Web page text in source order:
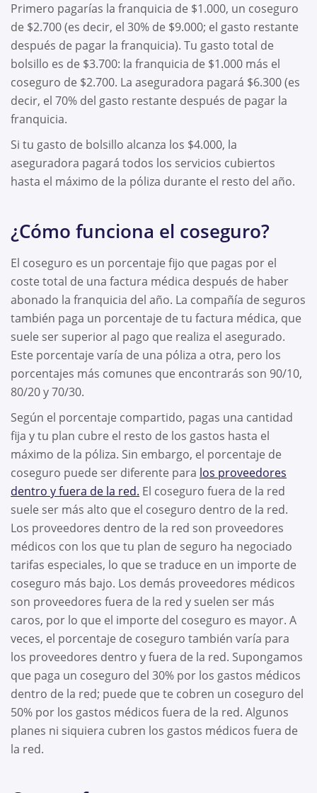
Primero pagarías la franquicia de $1.000, un coseguro
de $2.700 (es decir, el 30% de $9.000; el gasto restante
después de pagar la franquicia). Tu gasto total de
bolsillo es de $3.700: la franquicia de $1.000 más el
coseguro de $2.700. La aseguradora pagará $6.300 (es
decir, el 70% del gasto restante después de pagar la
franquicia.
Si tu gasto de bolsillo alcanza los $4.000, la
aseguradora pagará todos los servicios cubiertos
hasta el máximo de la póliza durante el resto del año.
¿Cómo funciona el coseguro?
El coseguro es un porcentaje fijo que pagas por el
coste total de una factura médica después de haber
abonado la franquicia del año. La compañía de seguros
también paga un porcentaje de tu factura médica, que
suele ser superior al pago que realiza el asegurado.
Este porcentaje varía de una póliza a otra, pero los
porcentajes más comunes que encontrarás son 90/10,
80/20 y 70/30.
Según el porcentaje compartido, pagas una cantidad
fija y tu plan cubre el resto de los gastos hasta el
máximo de la póliza. Sin embargo, el porcentaje de
coseguro puede ser diferente para los proveedores
dentro y fuera de la red. El coseguro fuera de la red
suele ser más alto que el coseguro dentro de la red.
Los proveedores dentro de la red son proveedores
médicos con los que tu plan de seguro ha negociado
tarifas especiales, lo que se traduce en un importe de
coseguro más bajo. Los demás proveedores médicos
son proveedores fuera de la red y suelen ser más
caros, por lo que el importe del coseguro es mayor. A
veces, el porcentaje de coseguro también varía para
los proveedores dentro y fuera de la red. Supongamos
que paga un coseguro del 30% por los gastos médicos
dentro de la red; puede que te cobren un coseguro del
50% por los gastos médicos fuera de la red. Algunos
planes ni siquiera cubren los gastos médicos fuera de
la red.